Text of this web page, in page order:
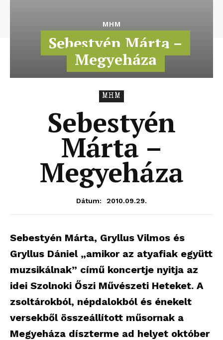
MHM
Sebestyén Márta –
Megyeháza
MHM
Sebestyén
Márta –
Megyeháza
Dátum: 2010.09.29.
Sebestyén Márta, Gryllus Vilmos és
Gryllus Dániel „amikor az atyafiak együtt
muzsikálnak” című koncertje nyitja az
idei Szolnoki Őszi Művészeti Heteket. A
zsoltárokból, népdalokból és énekelt
versekből összeállított műsornak a
Megyeháza díszterme ad helyet október